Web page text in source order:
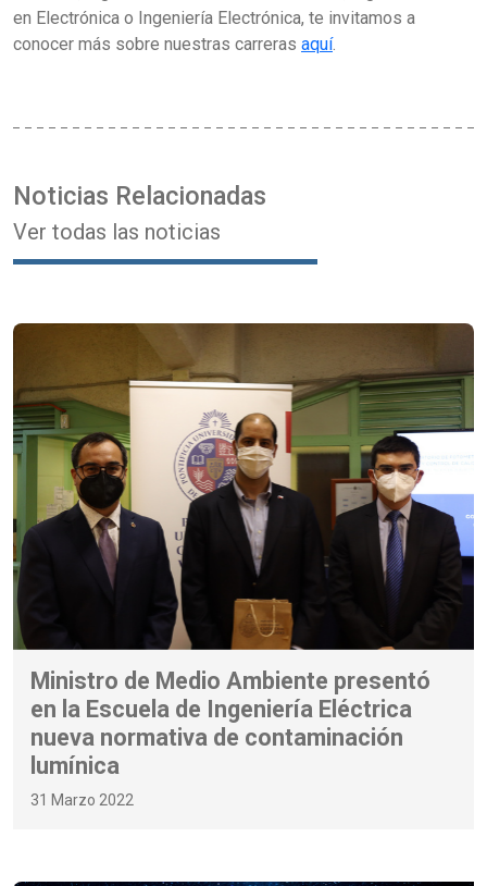
en Electrónica o Ingeniería Electrónica, te invitamos a
conocer más sobre nuestras carreras aquí.
Noticias Relacionadas
Ver todas las noticias
Ministro de Medio Ambiente presentó
en la Escuela de Ingeniería Eléctrica
nueva normativa de contaminación
lumínica
31 Marzo 2022